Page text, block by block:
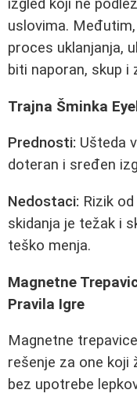
izgled koji ne
uslovima.
proces uklanjanja,
biti naporan, skup i
Trajna Šminka
Prednosti: Ušteda
doteran i sređen
Nedostaci: Rizik
skidanja je težak i
teško menja.
Magnetne
Pravila Igre
Magnetne
rešenje za one koji
bez upotrebe